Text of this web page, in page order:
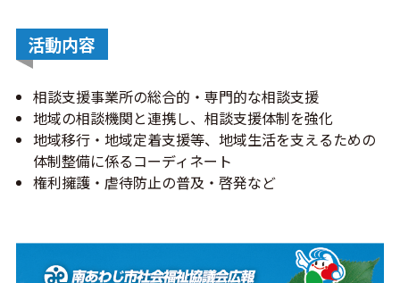
活動内容
相談支援事業所の総合的・専門的な相談支援
地域の相談機関と連携し、相談支援体制を強化
地域移行・地域定着支援等、地域生活を支えるための
体制整備に係るコーディネート
権利擁護・虐待防止の普及・啓発など